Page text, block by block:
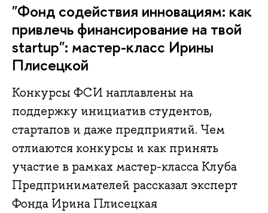
"Фонд содействия инновациям: как
привлечь финансирование на твой
startup": мастер-класс Ирины
Плисецкой
Конкурсы ФСИ наплавлены на
поддержку инициатив студентов,
стартапов и даже предприятий. Чем
отлиаются конкурсы и как принять
участие в рамках мастер-класса Клуба
Предпринимателей рассказал эксперт
Фонда Ирина Плисецкая